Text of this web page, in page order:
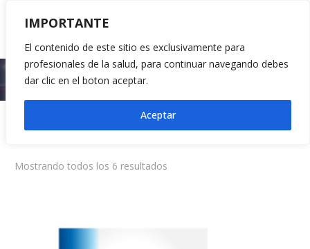
IMPORTANTE
El contenido de este sitio es exclusivamente para
profesionales de la salud, para continuar navegando debes
dar clic en el boton aceptar.
Aceptar
Inicio Brands Urgencia (Triage Cardiaco)
Urgencia (Triage Cardiaco)
Mostrando todos los 6 resultados